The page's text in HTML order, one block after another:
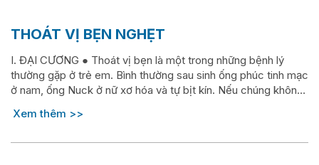
THOÁT VỊ BẸN NGHẸT
I. ĐẠI CƯƠNG ● Thoát vị bẹn là một trong những bệnh lý
thường gặp ở trẻ em. Bình thường sau sinh ống phúc tinh mạc
ở nam, ống Nuck ở nữ xơ hóa và tự bịt kín. Nếu chúng không
xuống vùng bẹn gây nên thoát...
Xem thêm